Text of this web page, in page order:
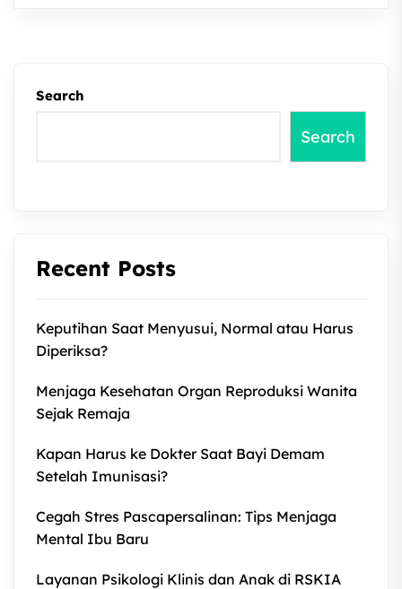
Search
Search
Recent Posts
Keputihan Saat Menyusui, Normal atau Harus
Diperiksa?
Menjaga Kesehatan Organ Reproduksi Wanita
Sejak Remaja
Kapan Harus ke Dokter Saat Bayi Demam
Setelah Imunisasi?
Cegah Stres Pascapersalinan: Tips Menjaga
Mental Ibu Baru
Layanan Psikologi Klinis dan Anak di RSKIA